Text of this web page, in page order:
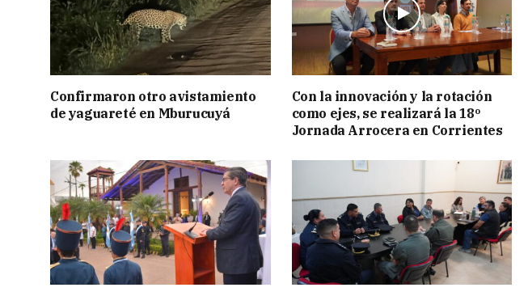
Confirmaron otro avistamiento
de yaguareté en Mburucuyá
Con la innovación y la rotación
como ejes, se realizará la 18º
Jornada Arrocera en Corrientes